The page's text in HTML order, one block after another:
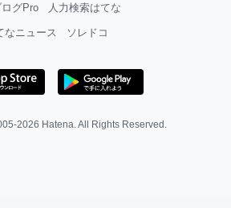
グPro 人力検索はてな
なニュース ソレドコ
2026 Hatena . All Rights Reserved.